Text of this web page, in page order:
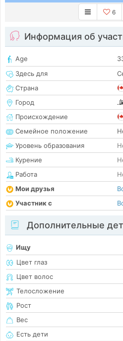
6
Информация об
Age
Здесь для
Страна
Город
Происхождение
Семейное положение
Уровень образования
Курение
Работа
Мои друзья
Участник с
Дополнительные
Ищу
Цвет глаз
Цвет волос
Телосложение
Рост
Вес
Есть дети